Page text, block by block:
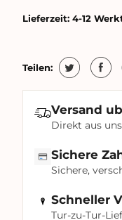
Versand
Direkt aus
Sichere
Sichere,
Schneller
Tur-zu-Tur-
Lieferzeit: 4-12
Teilen: